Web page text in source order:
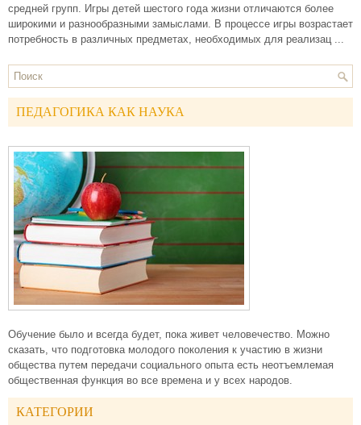
средней групп. Игры детей шестого года жизни отличаются более
широкими и разнообразными замыслами. В процессе игры возрастает
потребность в различных предметах, необходимых для реализац ...
ПЕДАГОГИКА КАК НАУКА
Обучение было и всегда будет, пока живет человечество. Можно
сказать, что подготовка молодого поколения к участию в жизни
общества путем передачи социального опыта есть неотъемлемая
общественная функция во все времена и у всех народов.
КАТЕГОРИИ